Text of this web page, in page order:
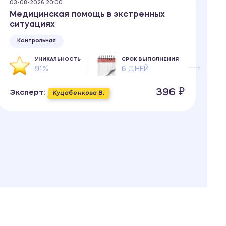
03-08-2026 20:00
Медицинская помощь в экстренных
ситуациях
Контрольная
УНИКАЛЬНОСТЬ
91%
СРОК ВЫПОЛНЕНИЯ
6 ДНЕЙ
Эксперт: Куцабенкова В. 396 ₽